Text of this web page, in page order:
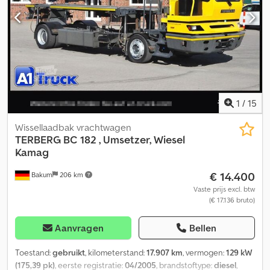
1 / 15
Bakum 206 km
Wissellaadbak vrachtwagen
TERBERG BC 182 , Umsetzer, Wiesel
Kamag
€ 14.400
Vaste prijs excl. btw
(€ 17.136 bruto)
Aanvragen Bellen
Toestand:gebruikt, kilometerstand:17.907 km, vermogen:129 kW
(175,39 pk), eerste registratie:04/2005, brandstoftype:diesel,